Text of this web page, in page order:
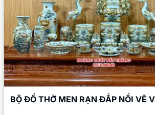
BỘ ĐỒ THỜ MEN RẠN ĐẮP NỔI VẼ